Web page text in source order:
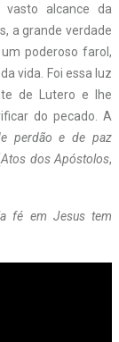
alcance da
a grande verdade
poderoso farol,
vida. Foi essa luz
de Lutero e lhe
do pecado. A
perdão e de paz
Atos dos Apóstolos,
fé em Jesus tem